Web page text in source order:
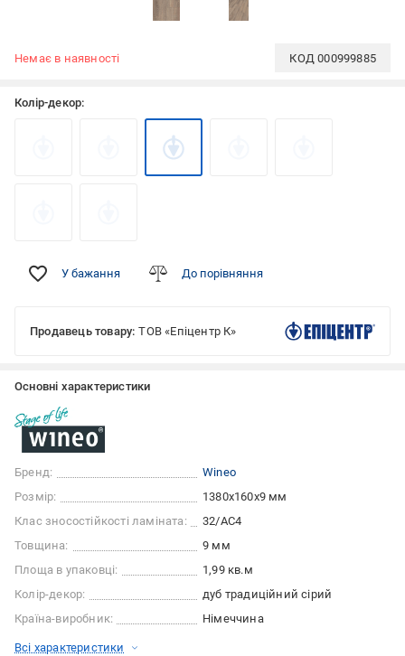
Немає в наявності КОД000999885
Колір-декор:
У бажання До порівняння
Продавець товару: ТОВ «Епіцентр К»
Основні характеристики
Бренд:
Wineo
Розмір:
1380x160x9 мм
Клас зносостійкості ламіната:
32/АС4
Товщина:
9 мм
Площа в упаковці:
1,99 кв.м
Колір-декор:
дуб традиційний сірий
Країна-виробник:
Німеччина
Всі характеристики